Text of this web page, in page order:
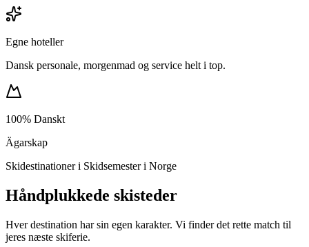
Egne hoteller
Dansk personale, morgenmad og service helt i top.
100% Danskt
Ägarskap
Skidestinationer i Skidsemester i Norge
Håndplukkede skisteder
Hver destination har sin egen karakter. Vi finder det rette match til
jeres næste skiferie.